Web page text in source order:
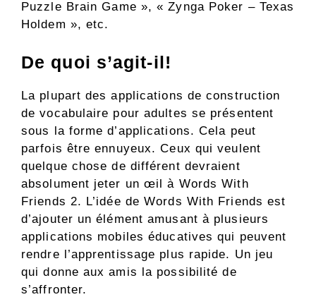
Puzzle Brain Game », « Zynga Poker – Texas
Holdem », etc.
De quoi s’agit-il!
La plupart des applications de construction
de vocabulaire pour adultes se présentent
sous la forme d’applications. Cela peut
parfois être ennuyeux. Ceux qui veulent
quelque chose de différent devraient
absolument jeter un œil à Words With
Friends 2. L’idée de Words With Friends est
d’ajouter un élément amusant à plusieurs
applications mobiles éducatives qui peuvent
rendre l’apprentissage plus rapide. Un jeu
qui donne aux amis la possibilité de
s’affronter.